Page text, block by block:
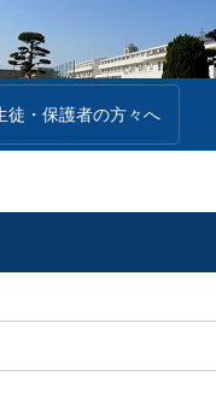
徒・保護者の方々へ